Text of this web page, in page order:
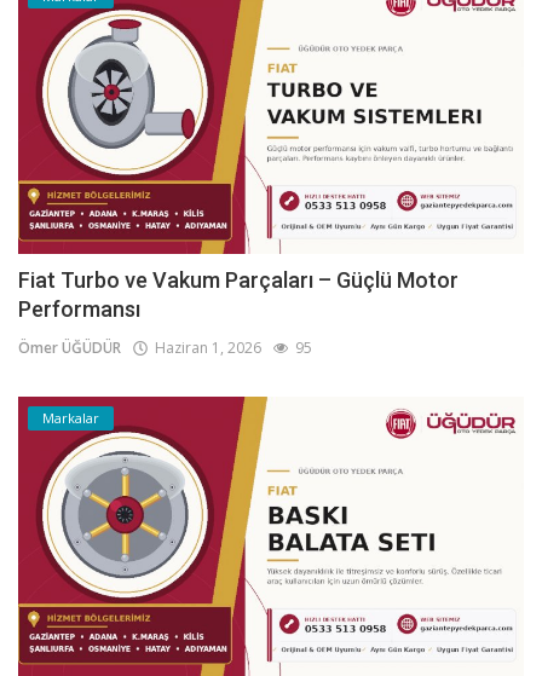
Fiat Turbo ve Vakum Parçaları – Güçlü Motor
Performansı
Ömer ÜĞÜDÜR Haziran 1, 2026 95
Markalar